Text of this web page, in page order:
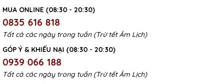
MUA ONLINE (08:30 - 20:30)
0835 616 818
Tất cả các ngày trong tuần (Trừ tết Âm Lịch)
GÓP Ý & KHIẾU NẠI (08:30 - 20:30)
0939 066 188
Tất cả các ngày trong tuần (Trừ tết Âm Lịch)